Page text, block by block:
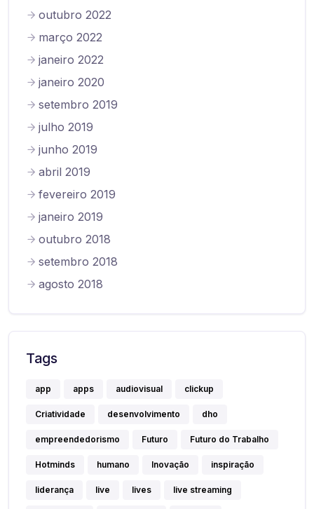
outubro 2022
março 2022
janeiro 2022
janeiro 2020
setembro 2019
julho 2019
junho 2019
abril 2019
fevereiro 2019
janeiro 2019
outubro 2018
setembro 2018
agosto 2018
Tags
app apps audiovisual clickup
Criatividade desenvolvimento dho
empreendedorismo Futuro Futuro do Trabalho
Hotminds humano Inovação inspiração
liderança live lives live streaming